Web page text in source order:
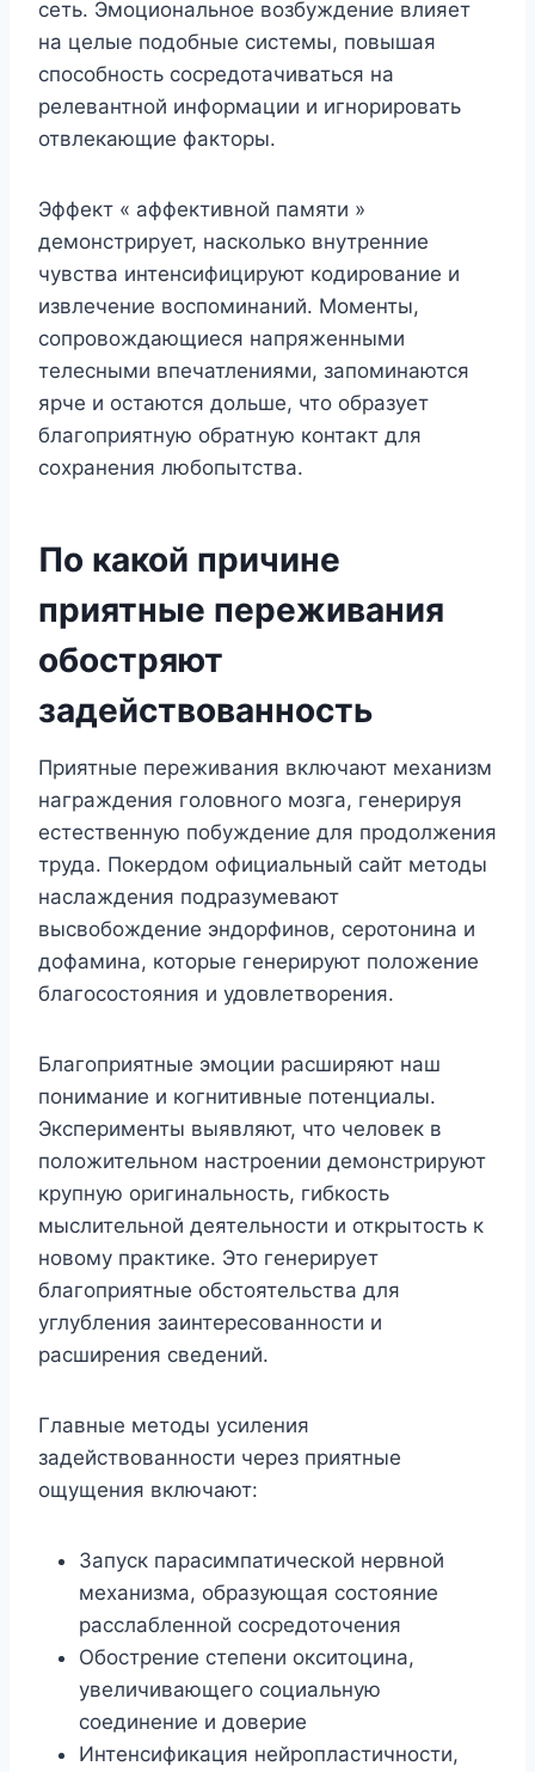
сеть. Эмоциональное возбуждение влияет
на целые подобные системы, повышая
способность сосредотачиваться на
релевантной информации и игнорировать
отвлекающие факторы.
Эффект « аффективной памяти »
демонстрирует, насколько внутренние
чувства интенсифицируют кодирование и
извлечение воспоминаний. Моменты,
сопровождающиеся напряженными
телесными впечатлениями, запоминаются
ярче и остаются дольше, что образует
благоприятную обратную контакт для
сохранения любопытства.
По какой причине
приятные переживания
обостряют
задействованность
Приятные переживания включают механизм
награждения головного мозга, генерируя
естественную побуждение для продолжения
труда. Покердом официальный сайт методы
наслаждения подразумевают
высвобождение эндорфинов, серотонина и
дофамина, которые генерируют положение
благосостояния и удовлетворения.
Благоприятные эмоции расширяют наш
понимание и когнитивные потенциалы.
Эксперименты выявляют, что человек в
положительном настроении демонстрируют
крупную оригинальность, гибкость
мыслительной деятельности и открытость к
новому практике. Это генерирует
благоприятные обстоятельства для
углубления заинтересованности и
расширения сведений.
Главные методы усиления
задействованности через приятные
ощущения включают:
Запуск парасимпатической нервной
механизма, образующая состояние
расслабленной сосредоточения
Обострение степени окситоцина,
увеличивающего социальную
соединение и доверие
Интенсификация нейропластичности,